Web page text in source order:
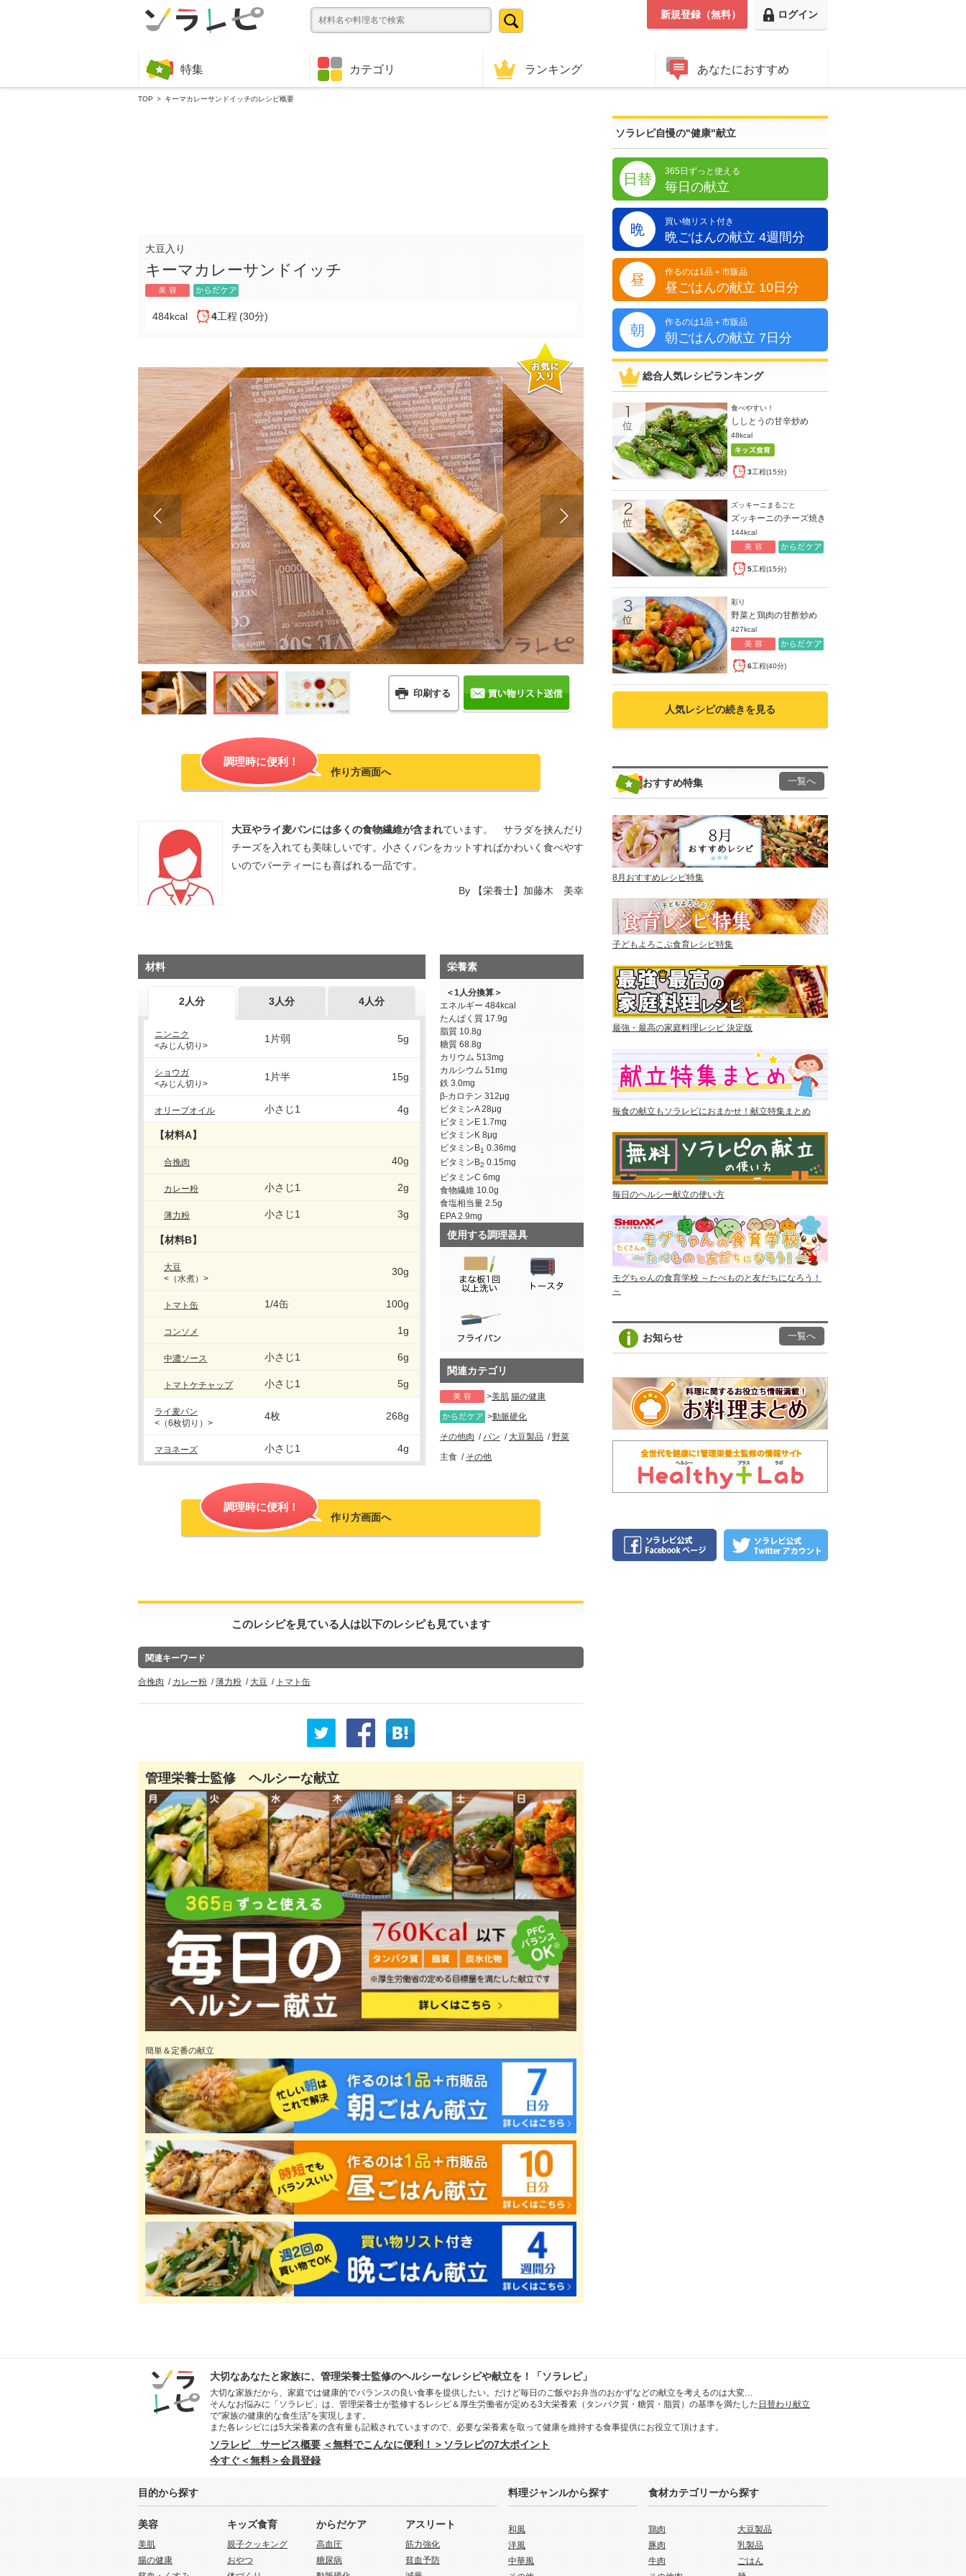
ログイン
新規登録（無料）
特集 カテゴリ ランキング あなたにおすすめ
TOP キーマカレーサンドイッチのレシピ概要
大豆入り
キーマカレーサンドイッチ
484kcal 4工程 (30分)
印刷する
調理時に便利！
作り方画面へ
大豆やライ麦パンには多くの食物繊維が含まれています。 サラダを挟んだり
チーズを入れても美味しいです。小さくパンをカットすればかわいく食べやす
いのでパーティーにも喜ばれる一品です。
By 【栄養士】加藤木 美幸
材料
2人分 3人分 4人分
ニンニク
<みじん切り>
1片弱 5g
ショウガ
<みじん切り>
1片半 15g
オリーブオイル 小さじ1 4g
【材料A】
合挽肉 40g
カレー粉 小さじ1 2g
薄力粉 小さじ1 3g
【材料B】
大豆
<（水煮）>
30g
トマト缶 1/4缶 100g
コンソメ 1g
中濃ソース 小さじ1 6g
トマトケチャップ 小さじ1 5g
ライ麦パン
<（6枚切り）>
4枚 268g
マヨネーズ 小さじ1 4g
栄養素
＜1人分換算＞
エネルギー 484kcal
たんぱく質 17.9g
脂質 10.8g
糖質 68.8g
カリウム 513mg
カルシウム 51mg
鉄 3.0mg
β-カロテン 312μg
ビタミンA 28μg
ビタミンE 1.7mg
ビタミンK 8μg
ビタミンB1 0.36mg
ビタミンB2 0.15mg
ビタミンC 6mg
食物繊維 10.0g
食塩相当量 2.5g
EPA 2.9mg
使用する調理器具
関連カテゴリ
美肌 腸の健康
動脈硬化
その他肉
パン 大豆製品
野菜
主食
その他
調理時に便利！
作り方画面へ
このレシピを見ている人は以下のレシピも見ています
関連キーワード
合挽肉 カレー粉 薄力粉 大豆 トマト缶
管理栄養士監修 ヘルシーな献立
簡単＆定番の献立
ソラレピ自慢の"健康"献立
日替 365日ずっと使える
毎日の献立
晩 買い物リスト付き
晩ごはんの献立 4週間分
昼 作るのは1品＋市販品
昼ごはんの献立 10日分
朝 作るのは1品＋市販品
朝ごはんの献立 7日分
総合人気レシピランキング
食べやすい！
ししとうの甘辛炒め
48kcal
3工程(15分)
ズッキーニまるごと
ズッキーニのチーズ焼き
144kcal
5工程(15分)
彩り
野菜と鶏肉の甘酢炒め
427kcal
6工程(40分)
人気レシピの続きを見る
おすすめ特集 一覧へ
8月おすすめレシピ特集
子どもよろこぶ食育レシピ特集
最強・最高の家庭料理レシピ 決定版
毎食の献立もソラレピにおまかせ！献立特集まとめ
毎日のヘルシー献立の使い方
モグちゃんの食育学校 ～たべものと友だちになろう！
～
お知らせ 一覧へ
大切なあなたと家族に、管理栄養士監修のヘルシーなレシピや献立を！「ソラレピ」
大切な家族だから、家庭では健康的でバランスの良い食事を提供したい。だけど毎日のご飯やお弁当のおかずなどの献立を考えるのは大変…
そんなお悩みに「ソラレピ」は、管理栄養士が監修するレシピ＆厚生労働省が定める3大栄養素（タンパク質・糖質・脂質）の基準を満たした 日替わり献立
で“家族の健康的な食生活”を実現します。
また各レシピには5大栄養素の含有量も記載されていますので、必要な栄養素を取って健康を維持する食事提供にお役立て頂けます。
ソラレピ サービス概要 ＜無料でこんなに便利！＞ソラレピの7大ポイント
今すぐ＜無料＞会員登録
目的から探す
美容
美肌
腸の健康
キッズ食育
親子クッキング
おやつ
からだケア
高血圧
糖尿病
アスリート
筋力強化
貧血予防
料理ジャンルから探す
和風
洋風
中華風
食材カテゴリーから探す
鶏肉
豚肉
牛肉
大豆製品
乳製品
ごはん